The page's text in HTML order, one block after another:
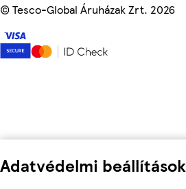
Adatvédelmi beállítások
©Tesco-Global Áruházak Zrt. 2026